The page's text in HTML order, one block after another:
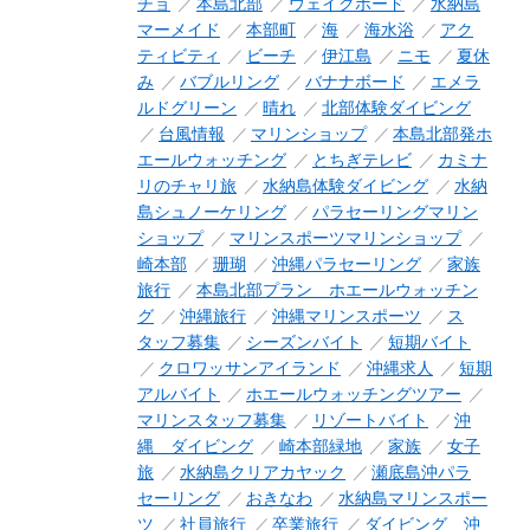
マーメイド
本部町 海 海水浴
アク
ティビティ
ビーチ 伊江島 ニモ
夏休
み
バブルリング バナナボード
エメラ
ルドグリーン
晴れ
北部体験ダイビング
台風情報
マリンショップ
本島北部発ホ
エールウォッチング
とちぎテレビ
カミナ
リのチャリ旅
水納島体験ダイビング
水納
島シュノーケリング
パラセーリングマリン
ショップ
マリンスポーツマリンショップ
崎本部
珊瑚 沖縄パラセーリング
家族
旅行
本島北部プラン ホエールウォッチン
グ
沖縄旅行 沖縄マリンスポーツ
ス
タッフ募集
シーズンバイト
短期バイト
クロワッサンアイランド
沖縄求人
短期
アルバイト
ホエールウォッチングツアー
マリンスタッフ募集
リゾートバイト
沖
縄 ダイビング
崎本部緑地 家族
女子
旅
水納島クリアカヤック
瀬底島沖パラ
セーリング
おきなわ
水納島マリンスポー
ツ
社員旅行 卒業旅行 ダイビング 沖